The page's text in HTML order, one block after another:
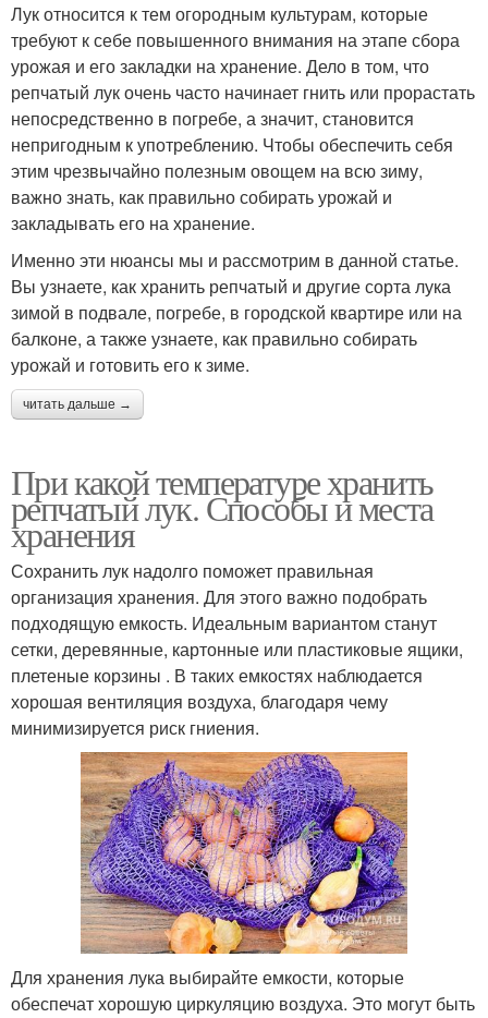
Лук относится к тем огородным культурам, которые
требуют к себе повышенного внимания на этапе сбора
урожая и его закладки на хранение. Дело в том, что
репчатый лук очень часто начинает гнить или прорастать
непосредственно в погребе, а значит, становится
непригодным к употреблению. Чтобы обеспечить себя
этим чрезвычайно полезным овощем на всю зиму,
важно знать, как правильно собирать урожай и
закладывать его на хранение.
Именно эти нюансы мы и рассмотрим в данной статье.
Вы узнаете, как хранить репчатый и другие сорта лука
зимой в подвале, погребе, в городской квартире или на
балконе, а также узнаете, как правильно собирать
урожай и готовить его к зиме.
читать дальше →
При какой температуре хранить
репчатый лук. Способы и места
хранения
Сохранить лук надолго поможет правильная
организация хранения. Для этого важно подобрать
подходящую емкость. Идеальным вариантом станут
сетки, деревянные, картонные или пластиковые ящики,
плетеные корзины . В таких емкостях наблюдается
хорошая вентиляция воздуха, благодаря чему
минимизируется риск гниения.
Для хранения лука выбирайте емкости, которые
обеспечат хорошую циркуляцию воздуха. Это могут быть